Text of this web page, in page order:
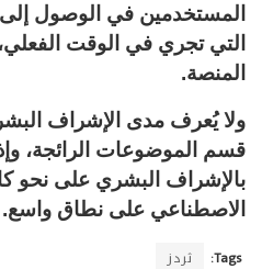
المستخدمين في الوصول
التي تجري في الوقت
المنصة.
ولا يُعرف مدى الإشراف
قسم الموضوعات الرائجة،
بالإشراف البشري على نحو
الاصطناعي على نطاق واسع.
Tags: ثردز